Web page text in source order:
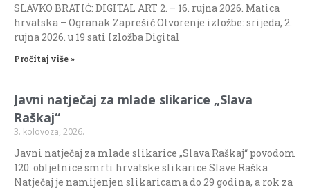
SLAVKO BRATIĆ: DIGITAL ART 2. – 16. rujna 2026. Matica
hrvatska – Ogranak Zaprešić Otvorenje izložbe: srijeda, 2.
rujna 2026. u 19 sati Izložba Digital
Pročitaj više »
Javni natječaj za mlade slikarice „Slava
Raškaj“
3. kolovoza, 2026.
Javni natječaj za mlade slikarice „Slava Raškaj“ povodom
120. obljetnice smrti hrvatske slikarice Slave Raška
Natječaj je namijenjen slikaricama do 29 godina, a rok za